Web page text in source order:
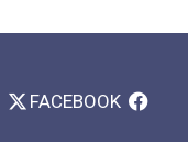
FACEBOOK